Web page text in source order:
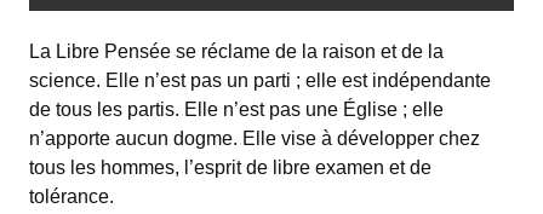
La Libre Pensée se réclame de la raison et de la
science. Elle n’est pas un parti ; elle est indépendante
de tous les partis. Elle n’est pas une Église ; elle
n’apporte aucun dogme. Elle vise à développer chez
tous les hommes, l’esprit de libre examen et de
tolérance.